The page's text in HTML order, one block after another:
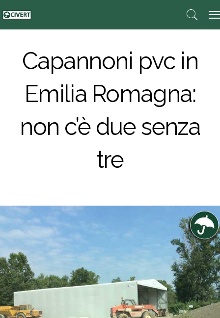
Capannoni pvc in
Emilia Romagna:
non c’è due senza
tre